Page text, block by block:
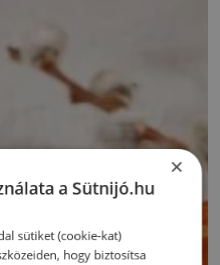
×
a Sütnijó.hu
sütiket (cookie-kat)
hogy biztosítsa